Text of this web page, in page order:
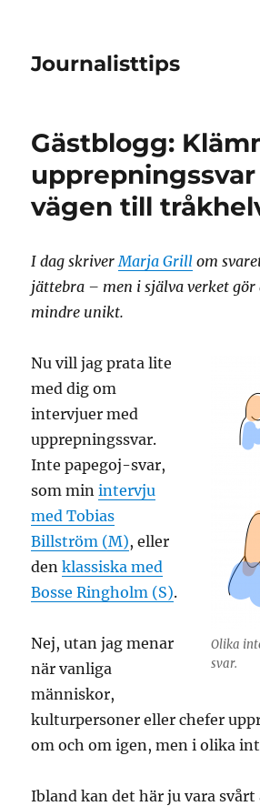
Journalisttips
Gästblogg:
vägen till
I dag skriverMarja Grill om
jättebra – men i själva verket
mindre unikt.
Olika
svar.
Nu vill jag prata lite
med dig om
intervjuer med
upprepningssvar.
Inte papegoj-svar,
som minintervju
med Tobias
Billström (M), eller
denklassiska med
Bosse Ringholm (S).
Nej, utan jag menar
när vanliga
människor,
kulturpersoner eller chefer
om och om igen, men i olika
Ibland kan det här ju vara